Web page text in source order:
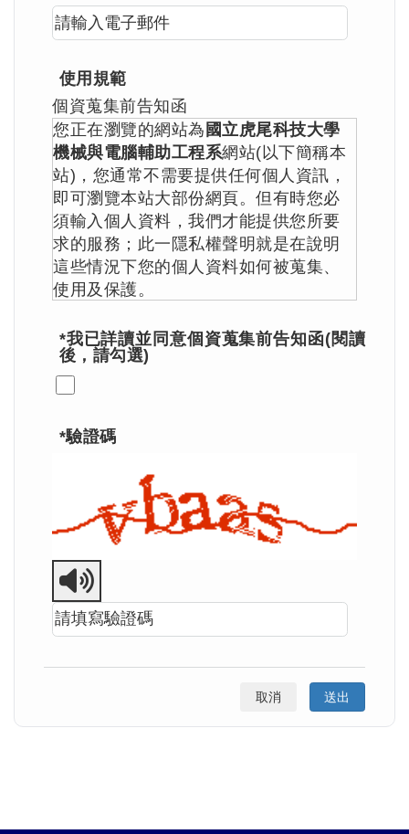
使用規範
個資蒐集前告知函
您正在瀏覽的網站為 國立虎尾科技大學
機械與電腦輔助工程系網站(以下簡稱本
站)，您通常不需要提供任何個人資訊，
即可瀏覽本站大部份網頁。但有時您必
須輸入個人資料，我們才能提供您所要
求的服務；此一隱私權聲明就是在說明
這些情況下您的個人資料如何被蒐集、
使用及保護。
本網站對於網站訪客個人資料的蒐集與
利用，均遵守中華民國「個人資料保護
法」及本隱私權聲明之規範。本隱私權
站連結出去之其他網站。
一、個人資訊收集
1. 當我們需要能識別您個人身份時，我
們會提出要求。例如：您要辦理查詢
時，我們就會要求您提供這類資訊，如
身份證字號、生日等，以便提供您所要
求的服務。
網頁、來自的IP位址及網域名稱，作為
本網站內容與系統改進、效果評估之依
*我已詳讀並同意個資蒐集前告知函(閱讀
後，請勾選)
*驗證碼
播放驗證碼語音
取消